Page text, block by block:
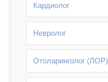
Кардиолог
Невролог
Отоларинголог (ЛОР)